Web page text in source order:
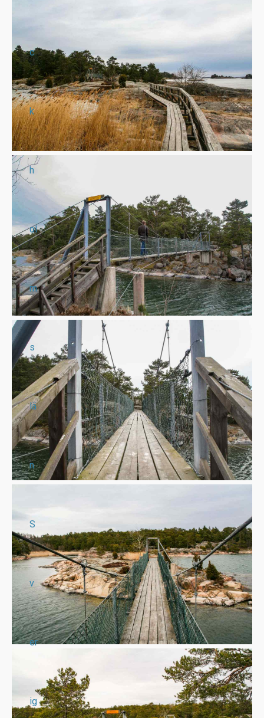
c
k
h
ol
m
s
lä
n
S
v
er
ig